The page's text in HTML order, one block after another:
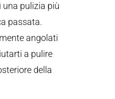
pulizia più
passata.
angolati
a pulire
della